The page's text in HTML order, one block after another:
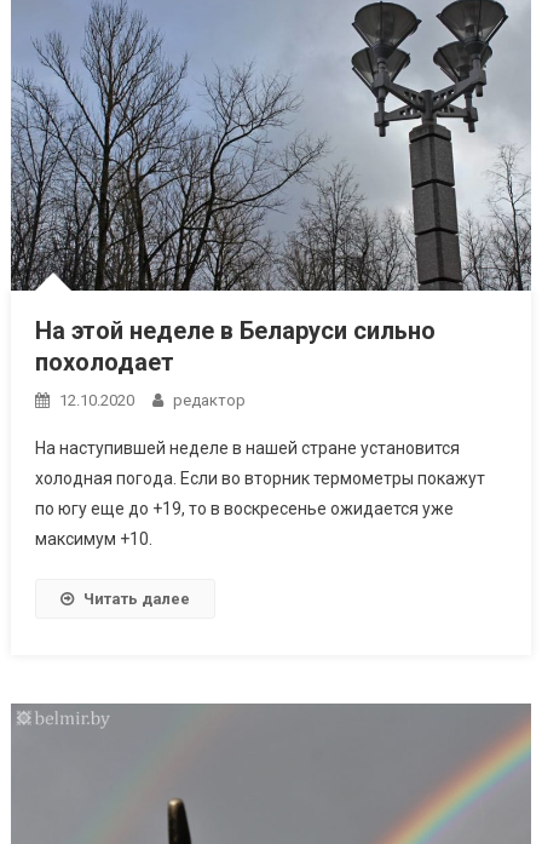
На этой неделе в Беларуси сильно
похолодает
12.10.2020 редактор
На наступившей неделе в нашей стране установится
холодная погода. Если во вторник термометры покажут
по югу еще до +19, то в воскресенье ожидается уже
максимум +10.
Читать далее